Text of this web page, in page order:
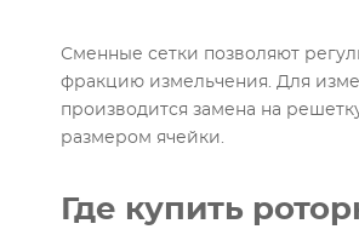
Сменные сетки позволяют
фракцию измельчения. Для
производится замена на
размером ячейки.
Где купить